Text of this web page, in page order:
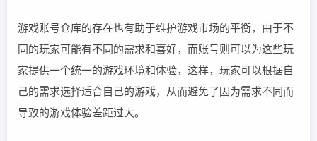
游戏账号仓库的存在也有助于维护游戏市场的平衡，由于不
同的玩家可能有不同的需求和喜好，而账号则可以为这些玩
家提供一个统一的游戏环境和体验，这样，玩家可以根据自
己的需求选择适合自己的游戏，从而避免了因为需求不同而
导致的游戏体验差距过大。